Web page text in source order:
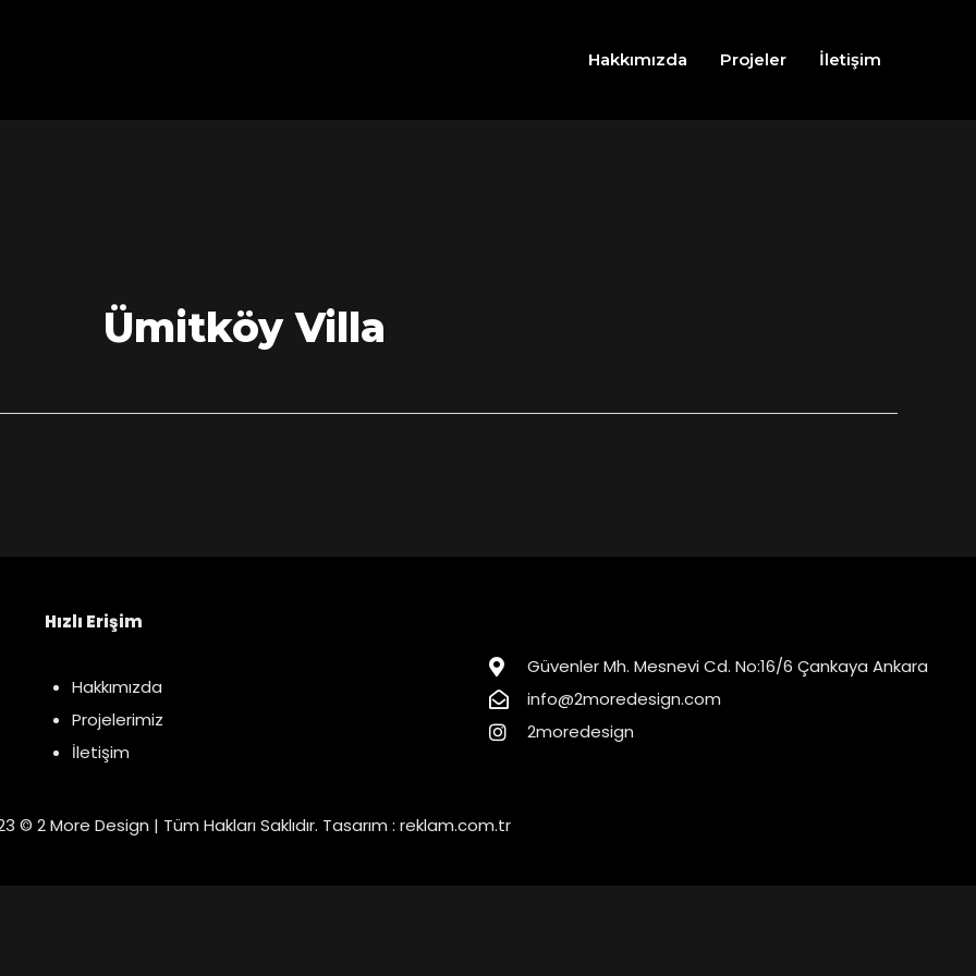
Hakkımızda Projeler İletişim
Ümitköy Villa
Hızlı Erişim
Hakkımızda
Projelerimiz
İletişim
Güvenler Mh. Mesnevi Cd. No:16/6 Çankaya Ankara
info@2moredesign.com
2moredesign
© 2 More Design | Tüm Hakları Saklıdır. Tasarım : reklam.com.tr